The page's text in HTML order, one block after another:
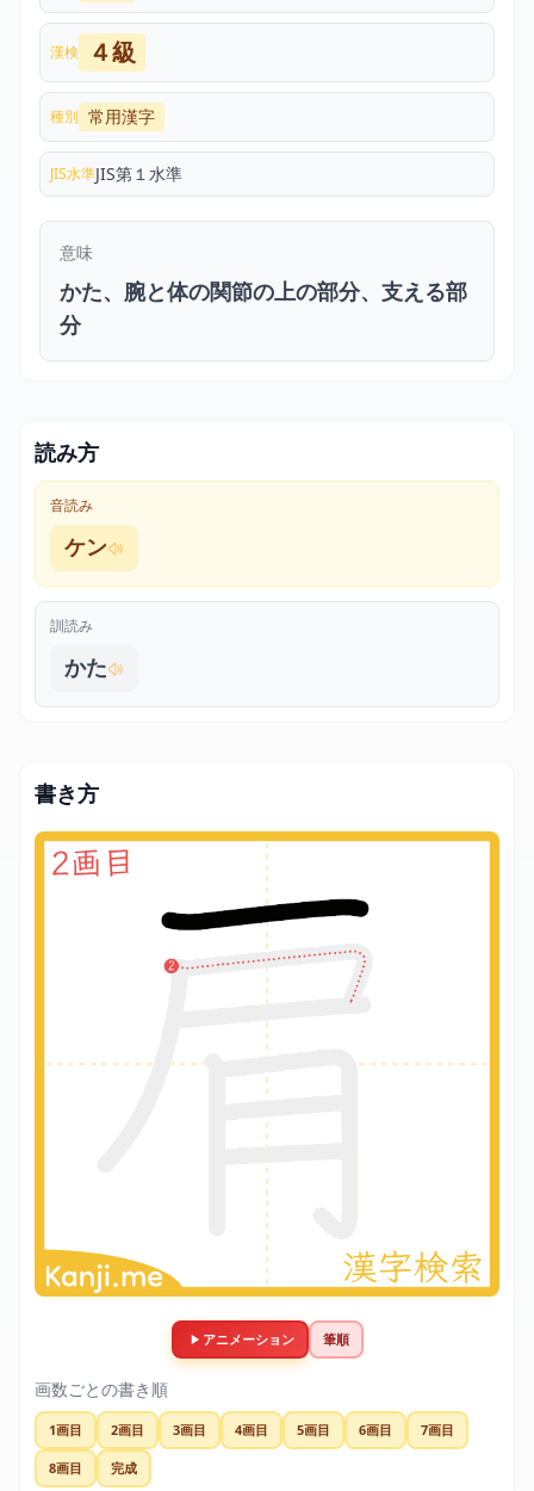
漢検 ４級
種別 常用漢字
JIS水準JIS第１水準
意味
かた、腕と体の関節の上の部分、支える部
分
読み方
音読み
ケン
訓読み
かた
書き方
アニメーション 筆順
画数ごとの書き順
1画目 2画目 3画目 4画目 5画目 6画目 7画目
8画目 完成